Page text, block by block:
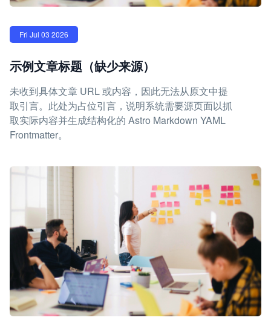
Fri Jul 03 2026
示例文章标题（缺少来源）
未收到具体文章 URL 或内容，因此无法从原文中提
取引言。此处为占位引言，说明系统需要源页面以抓
取实际内容并生成结构化的 Astro Markdown YAML
Frontmatter。